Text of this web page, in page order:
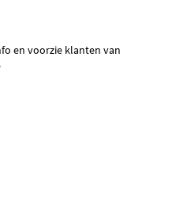
en voorzie klanten van